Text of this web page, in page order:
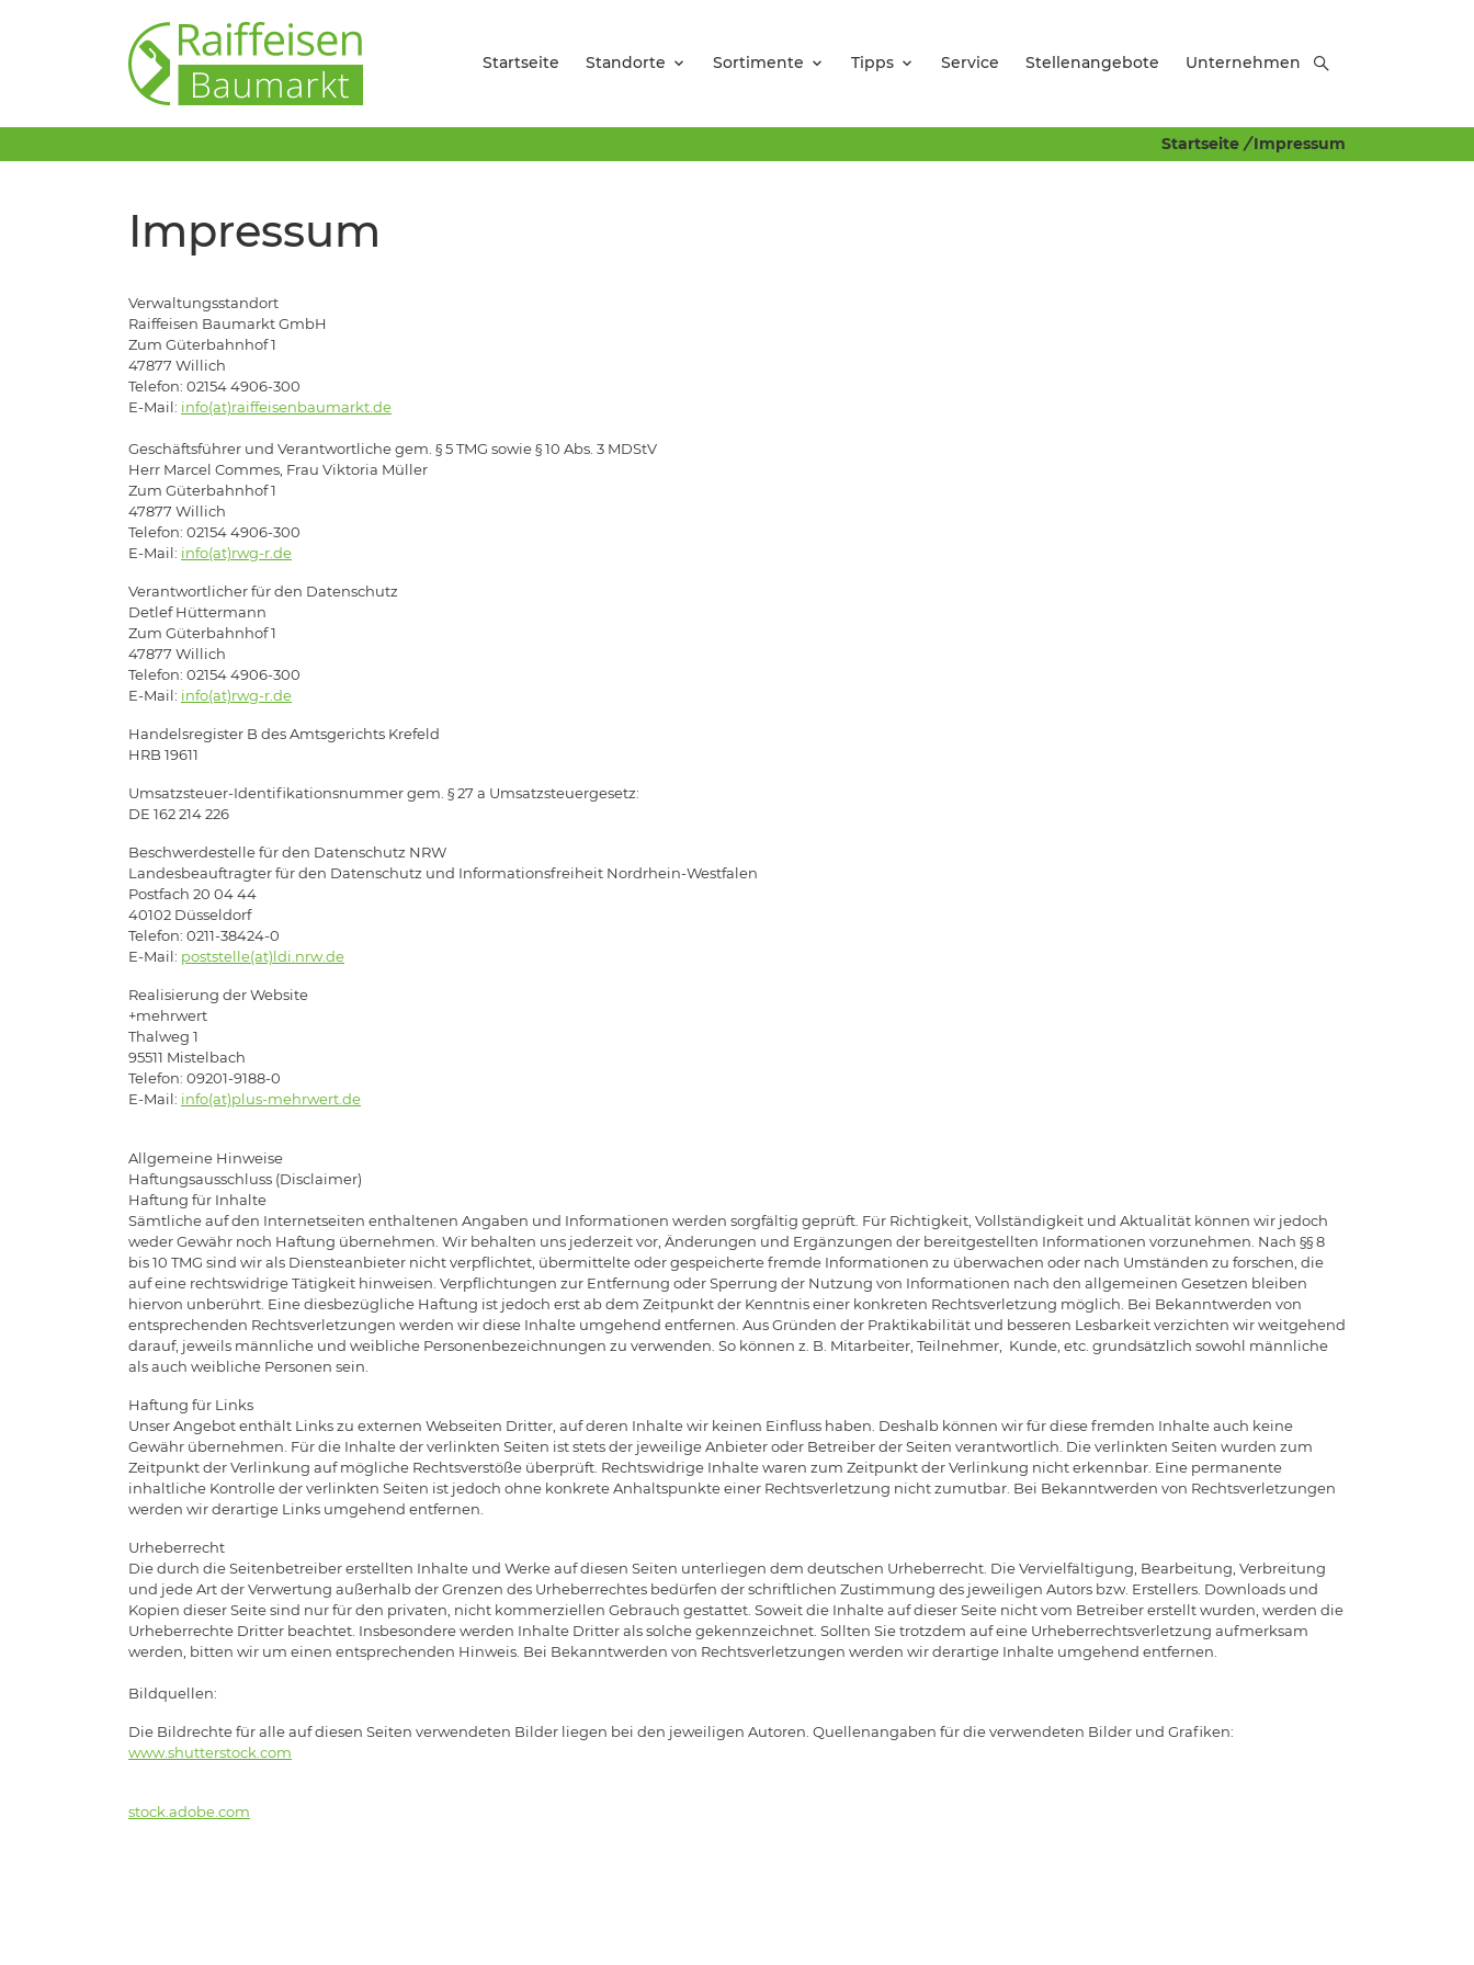
Startseite Standorte Sortimente Tipps Service Stellenangebote Unternehmen
Startseite / Impressum
Impressum
Verwaltungsstandort
Raiffeisen Baumarkt GmbH
Zum Güterbahnhof 1
47877 Willich
Telefon: 02154 4906-300
E-Mail: info(at)raiffeisenbaumarkt.de
Geschäftsführer und Verantwortliche gem. § 5 TMG sowie § 10 Abs. 3 MDStV
Herr Marcel Commes, Frau Viktoria Müller
Zum Güterbahnhof 1
47877 Willich
Telefon: 02154 4906-300
E-Mail: info(at)rwg-r.de
Verantwortlicher für den Datenschutz
Detlef Hüttermann
Zum Güterbahnhof 1
47877 Willich
Telefon: 02154 4906-300
E-Mail: info(at)rwg-r.de
Handelsregister B des Amtsgerichts Krefeld
HRB 19611
Umsatzsteuer-Identifikationsnummer gem. § 27 a Umsatzsteuergesetz:
DE 162 214 226
Beschwerdestelle für den Datenschutz NRW
Landesbeauftragter für den Datenschutz und Informationsfreiheit Nordrhein-Westfalen
Postfach 20 04 44
40102 Düsseldorf
Telefon: 0211-38424-0
E-Mail: poststelle(at)ldi.nrw.de
Realisierung der Website
+mehrwert
Thalweg 1
95511 Mistelbach
Telefon: 09201-9188-0
E-Mail: info(at)plus-mehrwert.de
Allgemeine Hinweise
Haftungsausschluss (Disclaimer)
Haftung für Inhalte
Sämtliche auf den Internetseiten enthaltenen Angaben und Informationen werden sorgfältig geprüft. Für Richtigkeit, Vollständigkeit und Aktualität können wir jedoch
weder Gewähr noch Haftung übernehmen. Wir behalten uns jederzeit vor, Änderungen und Ergänzungen der bereitgestellten Informationen vorzunehmen. Nach §§ 8
bis 10 TMG sind wir als Diensteanbieter nicht verpflichtet, übermittelte oder gespeicherte fremde Informationen zu überwachen oder nach Umständen zu forschen, die
auf eine rechtswidrige Tätigkeit hinweisen. Verpflichtungen zur Entfernung oder Sperrung der Nutzung von Informationen nach den allgemeinen Gesetzen bleiben
hiervon unberührt. Eine diesbezügliche Haftung ist jedoch erst ab dem Zeitpunkt der Kenntnis einer konkreten Rechtsverletzung möglich. Bei Bekanntwerden von
entsprechenden Rechtsverletzungen werden wir diese Inhalte umgehend entfernen. Aus Gründen der Praktikabilität und besseren Lesbarkeit verzichten wir weitgehend
darauf, jeweils männliche und weibliche Personenbezeichnungen zu verwenden. So können z. B. Mitarbeiter, Teilnehmer, Kunde, etc. grundsätzlich sowohl männliche
als auch weibliche Personen sein.
Haftung für Links
Unser Angebot enthält Links zu externen Webseiten Dritter, auf deren Inhalte wir keinen Einfluss haben. Deshalb können wir für diese fremden Inhalte auch keine
Gewähr übernehmen. Für die Inhalte der verlinkten Seiten ist stets der jeweilige Anbieter oder Betreiber der Seiten verantwortlich. Die verlinkten Seiten wurden zum
Zeitpunkt der Verlinkung auf mögliche Rechtsverstöße überprüft. Rechtswidrige Inhalte waren zum Zeitpunkt der Verlinkung nicht erkennbar. Eine permanente
inhaltliche Kontrolle der verlinkten Seiten ist jedoch ohne konkrete Anhaltspunkte einer Rechtsverletzung nicht zumutbar. Bei Bekanntwerden von Rechtsverletzungen
werden wir derartige Links umgehend entfernen.
Urheberrecht
Die durch die Seitenbetreiber erstellten Inhalte und Werke auf diesen Seiten unterliegen dem deutschen Urheberrecht. Die Vervielfältigung, Bearbeitung, Verbreitung
und jede Art der Verwertung außerhalb der Grenzen des Urheberrechtes bedürfen der schriftlichen Zustimmung des jeweiligen Autors bzw. Erstellers. Downloads und
Kopien dieser Seite sind nur für den privaten, nicht kommerziellen Gebrauch gestattet. Soweit die Inhalte auf dieser Seite nicht vom Betreiber erstellt wurden, werden die
Urheberrechte Dritter beachtet. Insbesondere werden Inhalte Dritter als solche gekennzeichnet. Sollten Sie trotzdem auf eine Urheberrechtsverletzung aufmerksam
werden, bitten wir um einen entsprechenden Hinweis. Bei Bekanntwerden von Rechtsverletzungen werden wir derartige Inhalte umgehend entfernen.
Bildquellen:
Die Bildrechte für alle auf diesen Seiten verwendeten Bilder liegen bei den jeweiligen Autoren. Quellenangaben für die verwendeten Bilder und Grafiken:
www.shutterstock.com
stock.adobe.com